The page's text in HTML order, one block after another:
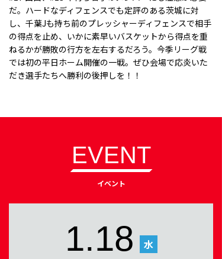
だ。ハードなディフェンスでも定評のある茨城に対
し、千葉Jも持ち前のプレッシャーディフェンスで相手
の得点を止め、いかに素早いバスケットから得点を重
ねるかが勝敗の行方を左右するだろう。今季リーグ戦
では初の平日ホーム開催の一戦。ぜひ会場で応炎いた
だき選手たちへ勝利の後押しを！！
EVENT
イベント
1.18 水